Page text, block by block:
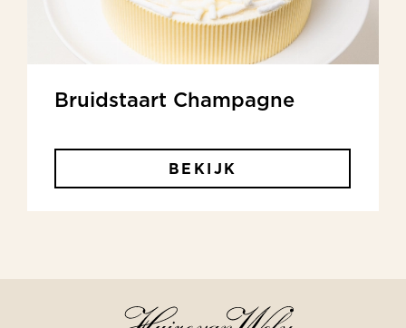
Bruidstaart Champagne
BEKIJK